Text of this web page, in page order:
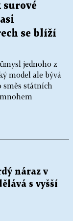
surové
se blíží
jednoho z
model ale bývá
směs státních
náraz v
s vyšší